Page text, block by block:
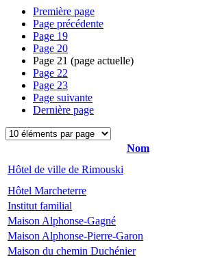
Première page
Page précédente
Page 19
Page 20
Page 21 (page actuelle)
Page 22
Page 23
Page suivante
Dernière page
Nom
Hôtel de ville de Rimouski
Hôtel Marcheterre
Institut familial
Maison Alphonse-Gagné
Maison Alphonse-Pierre-Garon
Maison du chemin Duchénier